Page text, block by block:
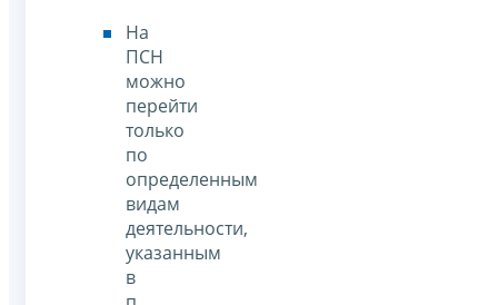
На
ПСН
можно
перейти
только
по
определенным
видам
деятельности,
указанным
в